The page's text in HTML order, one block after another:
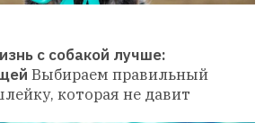
с собакой лучше:
Выбираем правильный
которая не давит